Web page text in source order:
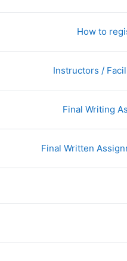
How toصفحة
Instructors /صفحة
Final Writingصفحة
Final Writtenصفحة